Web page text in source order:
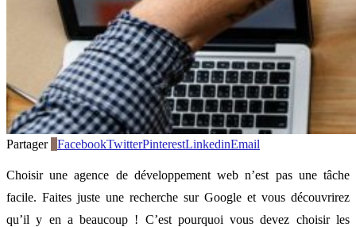
Partager FacebookTwitterPinterestLinkedinEmail
Choisir une agence de développement web n’est pas une tâche
facile. Faites juste une recherche sur Google et vous découvrirez
qu’il y en a beaucoup ! C’est pourquoi vous devez choisir les